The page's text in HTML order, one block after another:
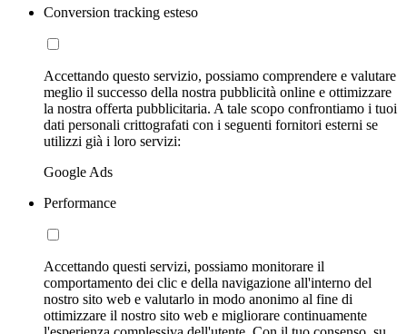
Conversion tracking esteso
Accettando questo servizio, possiamo comprendere e valutare
meglio il successo della nostra pubblicità online e ottimizzare
la nostra offerta pubblicitaria. A tale scopo confrontiamo i tuoi
dati personali crittografati con i seguenti fornitori esterni se
utilizzi già i loro servizi:
Google Ads
Performance
Accettando questi servizi, possiamo monitorare il
comportamento dei clic e della navigazione all'interno del
nostro sito web e valutarlo in modo anonimo al fine di
ottimizzare il nostro sito web e migliorare continuamente